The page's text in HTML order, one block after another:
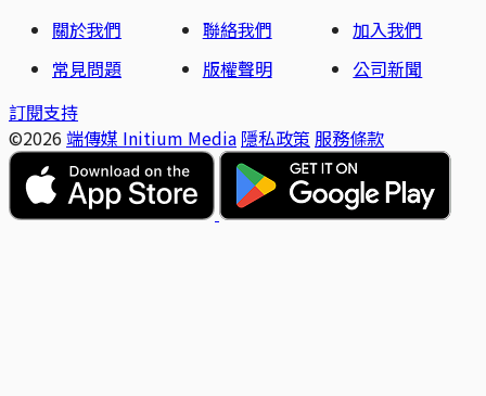
關於我們
聯絡我們
加入我們
常見問題
版權聲明
公司新聞
訂閱支持
©2026 端傳媒 Initium Media 隱私政策 服務條款